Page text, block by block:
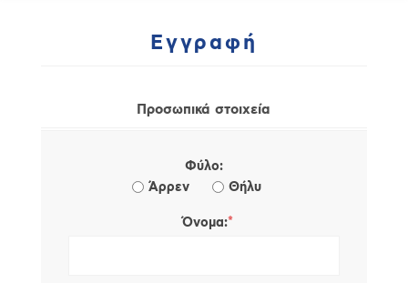
Εγγραφή
Προσωπικά στοιχεία
Φύλο:
Άρρεν
Θήλυ
Όνομα:*